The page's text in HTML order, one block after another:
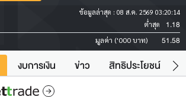
ข้อมูลล่าสุด : 08 ส.ค. 2569 03:20:14
ต่ำสุด 1.18
มูลค่า ('000 บาท) 51.58
งบการเงิน ข่าว สิทธิประโยชน์